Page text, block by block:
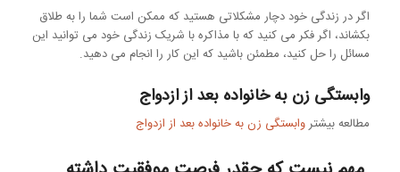
اگر در زندگی خود دچار مشکلاتی هستید که ممکن است شما را به طلاق
بکشاند، اگر فکر می کنید که با مذاکره با شریک زندگی خود می توانید این
مسائل را حل کنید، مطمئن باشید که این کار را انجام می دهید.
وابستگی زن به خانواده بعد از ازدواج
مطالعه بیشتروابستگی زن به خانواده بعد از ازدواج